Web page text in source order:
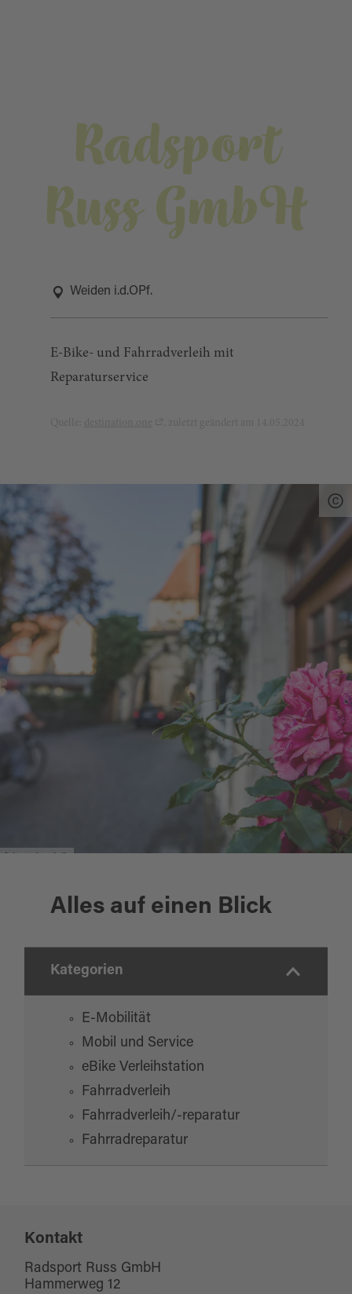
Radsport
Russ GmbH
Weiden i.d.OPf.
E-Bike- und Fahrradverleih mit
Reparaturservice
Alles auf einen Blick
Kategorien
E-Mobilität
Mobil und Service
eBike Verleihstation
Fahrradverleih
Fahrradverleih/-reparatur
Fahrradreparatur
Kontakt
Radsport Russ GmbH
Hammerweg 12